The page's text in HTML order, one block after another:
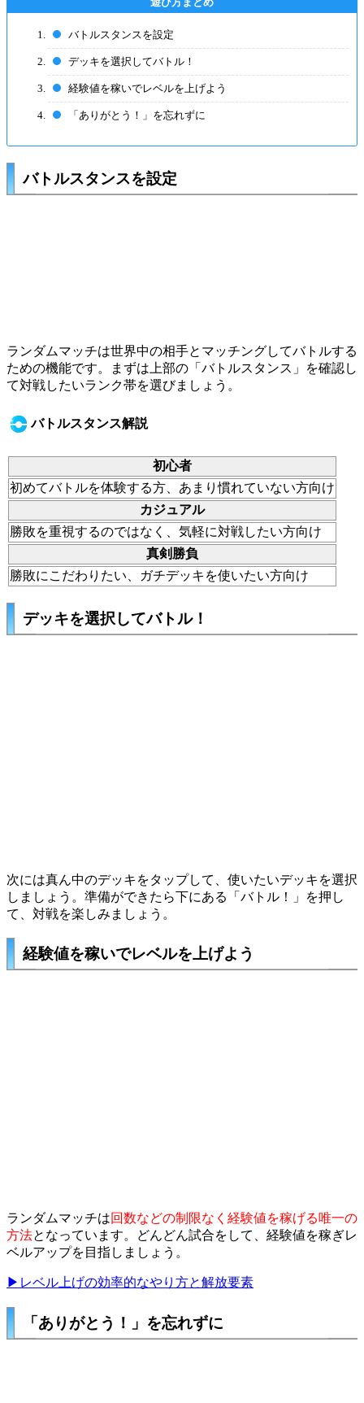
バトルスタンスを設定
デッキを選択してバトル！
経験値を稼いでレベルを上げよう
「ありがとう！」を忘れずに
バトルスタンスを設定
ランダムマッチは世界中の相手とマッチングしてバトルする
ための機能です。まずは上部の「バトルスタンス」を確認し
て対戦したいランク帯を選びましょう。
バトルスタンス解説
初心者
初めてバトルを体験する方、あまり慣れていない方向け
カジュアル
勝敗を重視するのではなく、気軽に対戦したい方向け
真剣勝負
勝敗にこだわりたい、ガチデッキを使いたい方向け
デッキを選択してバトル！
次には真ん中のデッキをタップして、使いたいデッキを選択
しましょう。準備ができたら下にある「バトル！」を押し
て、対戦を楽しみましょう。
経験値を稼いでレベルを上げよう
ランダムマッチは回数などの制限なく経験値を稼げる唯一の
方法となっています。どんどん試合をして、経験値を稼ぎレ
ベルアップを目指しましょう。
▶レベル上げの効率的なやり方と解放要素
「ありがとう！」を忘れずに